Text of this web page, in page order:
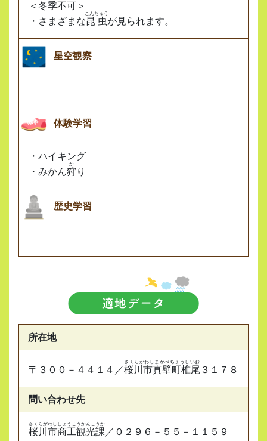
＜冬季不可＞
・さまざまな昆虫
こんちゅう
が見られます。
星空観察
体験学習
・ハイキング
・みかん狩
か
り
歴史学習
所在地
〒３００－４４１４／桜川市真壁町椎尾
さくらがわしまかべちょうしいお
３１７８
問い合わせ先
桜川市商工観光課
さくらがわししょうこうかんこうか
／０２９６－５５－１１５９